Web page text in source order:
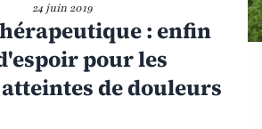
24 juin 2019
: enfin
pour les
de douleurs